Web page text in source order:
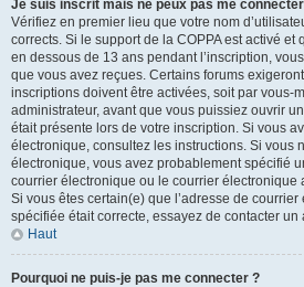
Je suis inscrit mais ne peux pas me
Vérifiez en premier lieu que votre nom
corrects. Si le support de la COPPA est activé et
en dessous de 13 ans pendant l’inscription,
que vous avez reçues. Certains forums
inscriptions doivent être activées, soit par vous-
administrateur, avant que vous puissiez ouvrir
était présente lors de votre inscription. Si vous
électronique, consultez les instructions. Si vous
électronique, vous avez probablement spécifié
courrier électronique ou le courrier électronique
Si vous êtes certain(e) que l’adresse de
spécifiée était correcte, essayez de contacter
Haut
Pourquoi ne puis-je pas me connecter ?